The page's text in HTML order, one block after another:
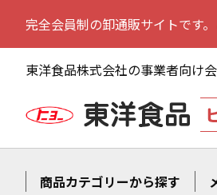
完全会員制の卸通販サイトです
東洋食品株式会社の事業者向け
商品カテゴリーから探す